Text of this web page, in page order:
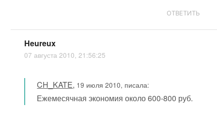
ОТВЕТИТЬ
Heureux
07 августа 2010, 21:56:25
CH_KATE, 19 июля 2010, писала:
Ежемесячная экономия около 600-800 руб.